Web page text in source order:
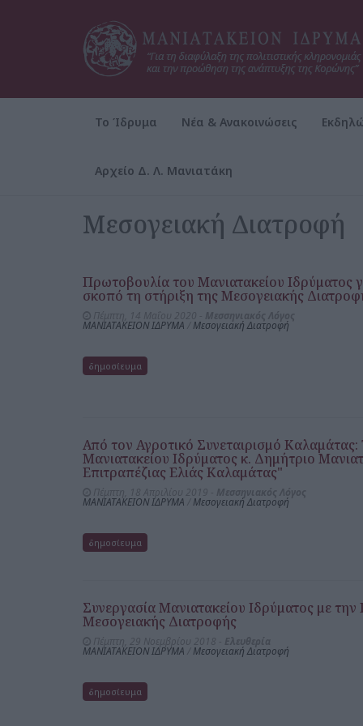
Το Ίδρυμα Νέα & Ανακοινώσεις
Αρχείο Δ. Λ. Μανιατάκη
Μεσογειακή Διατροφή
Πρωτοβουλία του Μανιατακείου Ιδρύματος
σκοπό τη στήριξη της Μεσογειακής
ΜΑΝΙΑΤΑΚΕΙΟΝ ΙΔΡΥΜΑ Μεσογειακή Διατροφή
δημοσίευμα
Από τον Αγροτικό Συνεταιρισμό
Μανιατακείου Ιδρύματος κ. Δημήτριο
Επιτραπέζιας Ελιάς Καλαμάτας"
ΜΑΝΙΑΤΑΚΕΙΟΝ ΙΔΡΥΜΑ Μεσογειακή Διατροφή
δημοσίευμα
Συνεργασία Μανιατακείου Ιδρύματος με την
Μεσογειακής Διατροφής
ΜΑΝΙΑΤΑΚΕΙΟΝ ΙΔΡΥΜΑ Μεσογειακή Διατροφή
δημοσίευμα